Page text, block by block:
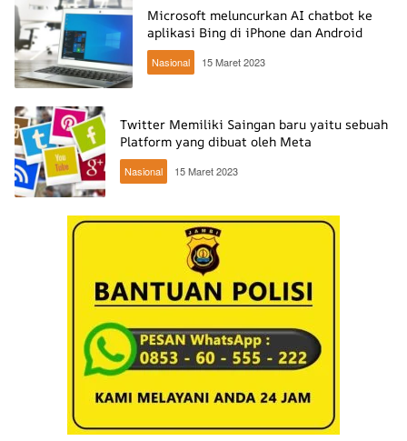
Microsoft meluncurkan AI chatbot ke
aplikasi Bing di iPhone dan Android
Nasional 15 Maret 2023
Twitter Memiliki Saingan baru yaitu sebuah
Platform yang dibuat oleh Meta
Nasional 15 Maret 2023